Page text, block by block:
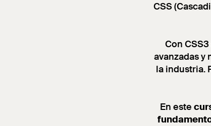
CSS
Con
avanzadas y
la industria.
En este